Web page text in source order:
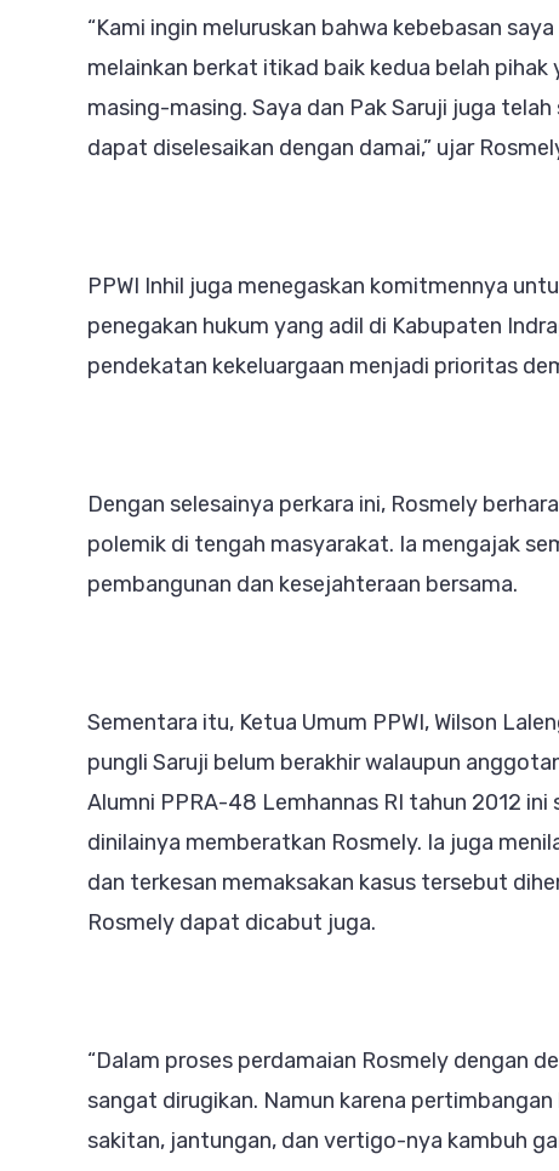
“Kami ingin meluruskan bahwa kebebasan
melainkan berkat itikad baik kedua belah
masing-masing. Saya dan Pak Saruji juga
dapat diselesaikan dengan damai,” ujar
PPWI Inhil juga menegaskan komitmennya
penegakan hukum yang adil di Kabupaten
pendekatan kekeluargaan menjadi prioritas
Dengan selesainya perkara ini, Rosmely
polemik di tengah masyarakat. Ia mengajak
pembangunan dan kesejahteraan bersama.
Sementara itu, Ketua Umum PPWI, Wilson
pungli Saruji belum berakhir walaupun
Alumni PPRA-48 Lemhannas RI tahun 2012
dinilainya memberatkan Rosmely. Ia juga
dan terkesan memaksakan kasus tersebut
Rosmely dapat dicabut juga.
“Dalam proses perdamaian Rosmely dengan
sangat dirugikan. Namun karena
sakitan, jantungan, dan vertigo-nya kambuh